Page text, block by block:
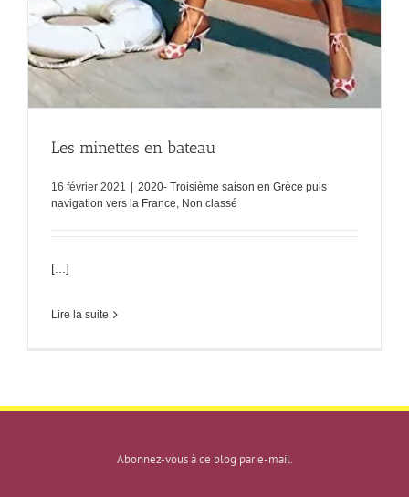
Les minettes en bateau
16 février 2021 | 2020- Troisième saison en Grèce puis
navigation vers la France Non classé
[...]
Lire la suite
Abonnez-vous à ce blog par e-mail.